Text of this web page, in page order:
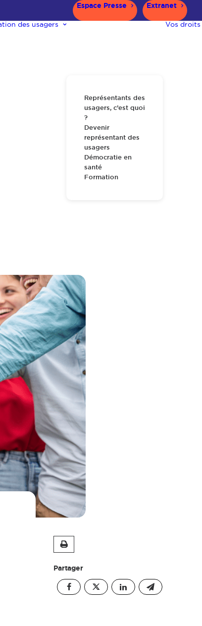
Espace Presse Extranet
des usagers
Représentants des
usagers, c’est quoi
?
Devenir
représentant des
usagers
Démocratie en
santé
Formation
Vos droits
Partager